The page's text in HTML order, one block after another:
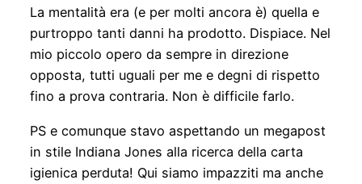
La mentalità era (e per molti ancora è) quella e
purtroppo tanti danni ha prodotto. Dispiace. Nel
mio piccolo opero da sempre in direzione
opposta, tutti uguali per me e degni di rispetto
fino a prova contraria. Non è difficile farlo.
PS e comunque stavo aspettando un megapost
in stile Indiana Jones alla ricerca della carta
igienica perduta! Qui siamo impazziti ma anche